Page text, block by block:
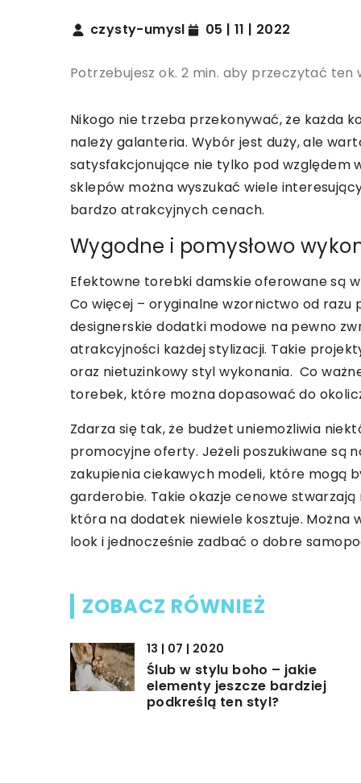
czysty-umysl 05 | 11 | 2022
Potrzebujesz ok. 2 min. aby przeczytać ten
Nikogo nie trzeba przekonywać, że każda
należy galanteria. Wybór jest duży, ale
satysfakcjonujące nie tylko pod względem
sklepów można wyszukać wiele
bardzo atrakcyjnych cenach.
Wygodne i pomysłowo
Efektowne torebki damskie oferowane są
Co więcej – oryginalne wzornictwo od
designerskie dodatki modowe na pewno
atrakcyjności każdej stylizacji. Takie
oraz nietuzinkowy styl wykonania. Co
torebek, które można dopasować do
Zdarza się tak, że budżet uniemożliwia
promocyjne oferty. Jeżeli poszukiwane są
zakupienia ciekawych modeli, które mogą
garderobie. Takie okazje cenowe
która na dodatek niewiele kosztuje. Można
look i jednocześnie zadbać o dobre
ZOBACZ RÓWNIEŻ
13 | 07 | 2020
Ślub w stylu boho – jakie
elementy jeszcze bardziej
podkreślą ten styl?